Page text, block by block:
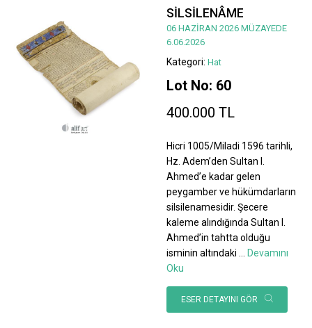
SİLSİLENÂME
06 HAZİRAN 2026 MÜZAYEDE
6.06.2026
Kategori: Hat
Lot No: 60
400.000 TL
Hicri 1005/Miladi 1596 tarihli,
Hz. Adem’den Sultan I.
Ahmed’e kadar gelen
peygamber ve hükümdarların
silsilenamesidir. Şecere
kaleme alındığında Sultan I.
Ahmed’in tahtta olduğu
isminin altındaki
Devamını
Oku
ESER DETAYINI GÖR